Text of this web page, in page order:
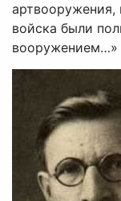
артвооружения,
войска были
вооружением…»